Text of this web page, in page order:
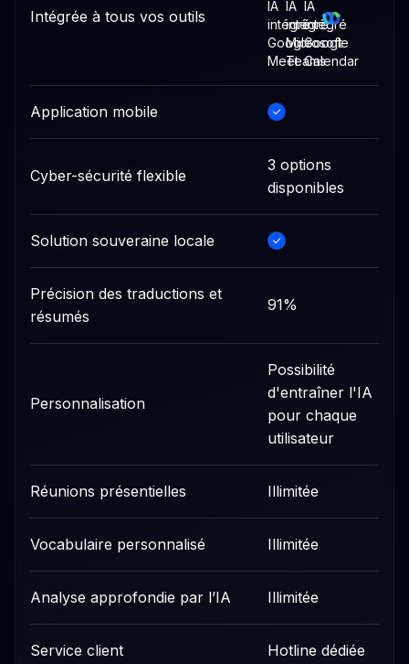
Intégrée à tous vos outils
Application mobile
Cyber-sécurité flexible
3 options
disponibles
Solution souveraine locale
Précision des traductions et
résumés
91%
Personnalisation
Possibilité
d'entraîner l'IA
pour chaque
utilisateur
Réunions présentielles Illimitée
Vocabulaire personnalisé Illimitée
Analyse approfondie par l’IA Illimitée
Service client Hotline dédiée